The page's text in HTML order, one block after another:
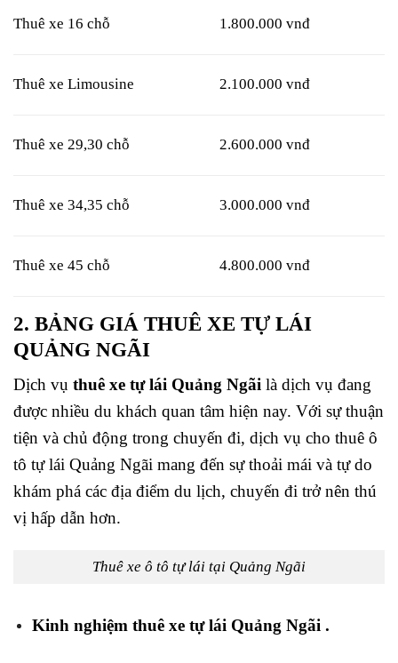
Thuê xe 16 chỗ 1.800.000 vnđ
Thuê xe Limousine 2.100.000 vnđ
Thuê xe 29,30 chỗ 2.600.000 vnđ
Thuê xe 34,35 chỗ 3.000.000 vnđ
Thuê xe 45 chỗ 4.800.000 vnđ
2. BẢNG GIÁ THUÊ XE TỰ LÁI
QUẢNG NGÃI
Dịch vụ thuê xe tự lái Quảng Ngãi là dịch vụ đang
được nhiều du khách quan tâm hiện nay. Với sự thuận
tiện và chủ động trong chuyến đi, dịch vụ cho thuê ô
tô tự lái Quảng Ngãi mang đến sự thoải mái và tự do
khám phá các địa điểm du lịch, chuyến đi trở nên thú
vị hấp dẫn hơn.
Thuê xe ô tô tự lái tại Quảng Ngãi
Kinh nghiệm thuê xe tự lái Quảng Ngãi .